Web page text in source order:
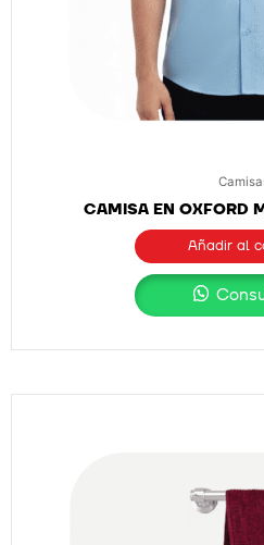
CAMISA EN OXFORD
Añadir al